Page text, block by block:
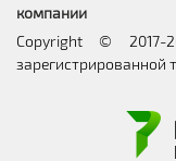
компании
Copyright © 2017-
зарегистрированной